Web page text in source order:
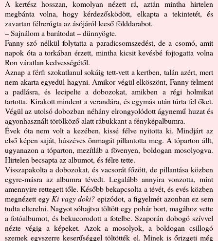
A kertész hosszan, komolyan nézett rá, aztán mintha hirtelen
megbánta volna, hogy kérdezősködött, elkapta a tekintetét, és
zavartan félrerúgta az ásójáról leeső földdarabot.
– Sajnálom a barátodat – dünnyögte.
Fanny szó nélkül folytatta a paradicsomszedést, de a csomó, amit
napok óta a torkában érzett, mintha kicsit kevésbé fojtogatta volna
Ron váratlan kedvességétől.
Aznap a férfi szokatlanul sokáig tett-vett a kertben, talán azért, mert
nem akarta egyedül hagyni. Amikor végül elköszönt, Fanny felment
a padlásra, és lecipelte a dobozokat, amikben a régi holmikat
tartotta. Kirakott mindent a verandára, és egymás után túrta fel őket.
Végül az utolsó dobozban néhány elrongyolódott ágynemű huzat és
agyonhasznált törölköző alatt rábukkant a fényképalbumra.
Évek óta nem volt a kezében, kissé félve nyitotta ki. Mindjárt az
első képen saját, húszéves önmagát pillantotta meg. A tóparton állt,
ugyanazon a tóparton, mezítláb a fövenyen, boldogan mosolyogva.
Hirtelen becsapta az albumot, és félre tette.
Visszapakolta a dobozokat, és vacsorát főzött, de pillantása közben
egyre-másra az albumra tévedt. Legalább annyira vonzotta, mint
amennyire rettegett tőle. Később bekapcsolta a tévét, és evés közben
megnézett egy Ki vagy doki? epizódot, a figyelmét azonban ez sem
tudta elterelni. Nagyot sóhajtva töltött egy pohár bort, magához vette
a fotóalbumot, és bekucorodott a fotelbe. Szaporán dobogó szívvel
nézte végig a képeket. Azok a mosolyok, a boldogan csillogó
szemek egyszerre keserűséggel töltötték el. Minek is őrizgeti még